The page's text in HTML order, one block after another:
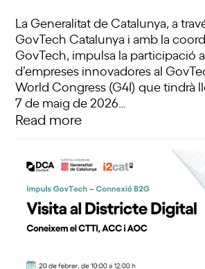
La Generalitat de Catalunya, a
GovTech Catalunya i amb la
GovTech, impulsa la participació
d’empreses innovadores al
World Congress (G4I) que tindrà
7 de maig de 2026…
Read more